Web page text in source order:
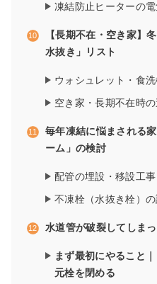
凍結防止ヒーターの
【長期不在・空き家】
水抜き」リスト
ウォシュレット・食
空き家・長期不在時
毎年凍結に悩まされる
ーム」の検討
配管の埋設・移設工
不凍栓（水抜き栓）
水道管が破裂してしま
まず最初にやること
元栓を閉める